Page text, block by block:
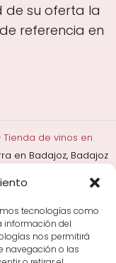
tecnologías como
información del
nos permitirá
navegación o las
de su oferta la
referencia en
Tienda de vinos en
en Badajoz, Badajoz
marcas de
Comprar vino
y